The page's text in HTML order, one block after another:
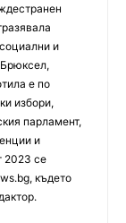
и
е по
избори,
парламент,
и
2023 се
където